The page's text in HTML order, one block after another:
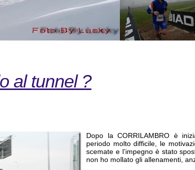
al tunnel ?
Dopo la CORRILAMBRO è
periodo molto difficile, le
scemate e l’impegno è stato
non ho mollato gli allenamenti,